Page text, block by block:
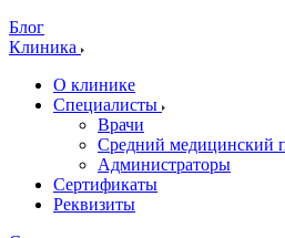
Блог
Клиника
О клинике
Специалисты
Врачи
Средний медицинский
Администраторы
Сертификаты
Реквизиты